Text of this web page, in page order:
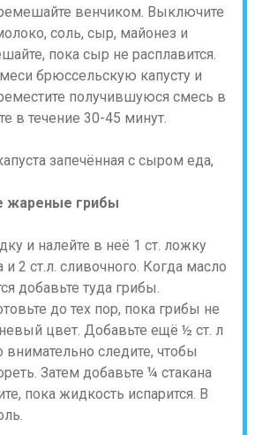
венчиком. Выключите
соль, сыр, майонез и
пока сыр не расплавится.
брюссельскую капусту и
получившуюся смесь в
в течение 30-45 минут.
жареные грибы
и налейте в неё 1 ст. ложку
2 ст.л. сливочного. Когда масло
добавьте туда грибы.
до тех пор, пока грибы не
цвет. Добавьте ещё ½ ст. л
внимательно следите, чтобы
Затем добавьте ¼ стакана
пока жидкость испарится. В